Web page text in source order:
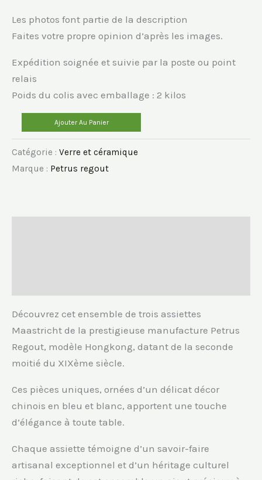
Les photos font partie de la description
Faites votre propre opinion d’après les images.
Expédition soignée et suivie par la poste ou point
relais
Poids du colis avec emballage : 2 kilos
de
3
assiettes
Regout
Ajouter Au Panier
Catégorie : Verre et céramique
Marque : Petrus regout
Découvrez cet ensemble de trois assiettes
Maastricht de la prestigieuse manufacture Petrus
Regout, modèle Hongkong, datant de la seconde
moitié du XIXème siècle.
Ces pièces uniques, ornées d’un délicat décor
chinois en bleu et blanc, apportent une touche
d’élégance à toute table.
Chaque assiette témoigne d’un savoir-faire
artisanal exceptionnel et d’un héritage culturel